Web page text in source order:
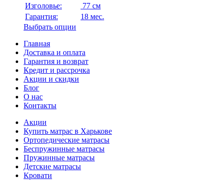
Изголовье:
77 см
Гарантия:
18 мес.
Выбрать опции
Главная
Доставка и оплата
Гарантия и возврат
Кредит и рассрочка
Акции и скидки
Блог
О нас
Контакты
Акции
Купить матрас в Харькове
Ортопедические матрасы
Беспружинные матрасы
Пружинные матрасы
Детские матрасы
Кровати